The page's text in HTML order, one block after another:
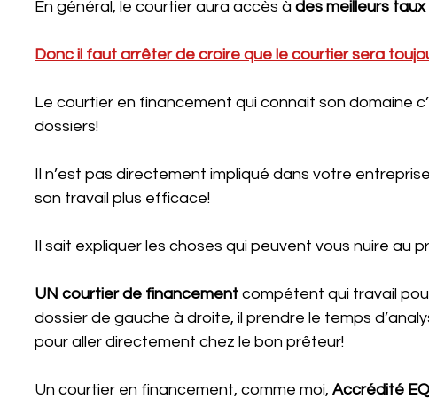
En général, le courtier aura accès à des meilleurs
Donc il faut arrêter de croire que le courtier sera
Le courtier en financement qui connait son domaine
dossiers!
Il n’est pas directement impliqué dans votre
son travail plus efficace!
Il sait expliquer les choses qui peuvent vous nuire au
UN courtier de financement compétent qui travail
dossier de gauche à droite, il prendre le temps
pour aller directement chez le bon prêteur!
Un courtier en financement, comme moi, Accrédité